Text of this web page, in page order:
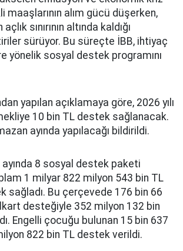
maaşlarının alım gücü düşerken,
sınırının altında kaldığı
sürüyor. Bu süreçte İBB, ihtiyaç
yönelik sosyal destek programını
yapılan açıklamaya göre, 2026 yılı
10 bin TL destek sağlanacak.
ayında yapılacağı bildirildi.
ayında 8 sosyal destek paketi
1 milyar 822 milyon 543 bin TL
sağladı. Bu çerçevede 176 bin 66
desteğiyle 352 milyon 132 bin
Engelli çocuğu bulunan 15 bin 637
822 bin TL destek verildi.